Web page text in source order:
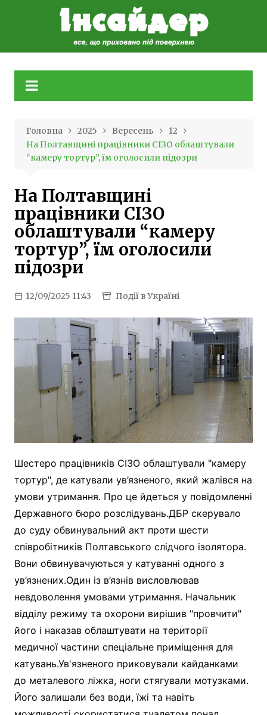
Головна 2025 Вересень
12
На Полтавщині працівники СІЗО облаштували
“камеру тортур”, їм оголосили підозри
На Полтавщині
працівники СІЗО
облаштували “камеру
тортур”, їм оголосили
підозри
12/09/2025 11:43 Події в Україні
Шестеро працівників СІЗО облаштували "камеру
тортур", де катували ув’язненого, який жалівся на
умови утримання. Про це йдеться у повідомленні
Державного бюро розслідувань.ДБР скерувало
до суду обвинувальний акт проти шести
співробітників Полтавського слідчого ізолятора.
Вони обвинувачуються у катуванні одного з
ув’язнених.Один із в’язнів висловлював
невдоволення умовами утримання. Начальник
відділу режиму та охорони вирішив "провчити"
його і наказав облаштувати на території
медичної частини спеціальне приміщення для
катувань.Ув'язненого приковували кайданками
до металевого ліжка, ноги стягували мотузками.
Його залишали без води, їжі та навіть